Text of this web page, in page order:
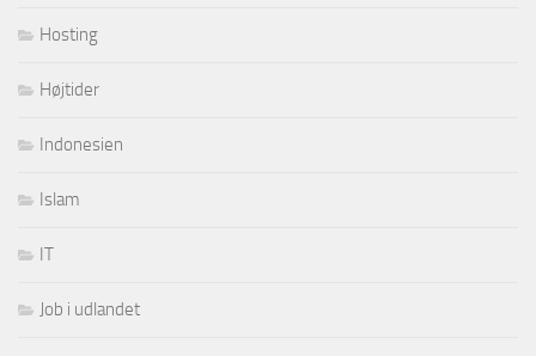
Hosting
Højtider
Indonesien
Islam
IT
Job i udlandet